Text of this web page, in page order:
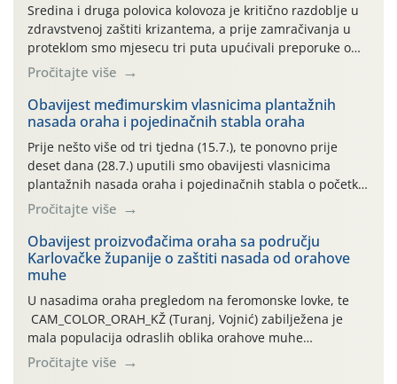
Sredina i druga polovica kolovoza je kritično razdoblje u
zdravstvenoj zaštiti krizantema, a prije zamračivanja u
proteklom smo mjesecu tri puta upućivali preporuke o
preventivnim mjerama zaštite krizantema od najčešćih
uzročnika bolesti, štetnika i fito-fagnih grinja (23.7., 14.7.,
06.7.)! Na početku ovog mjeseca je zabilježeno je
povijesno i ekstremno vruće meteorološko razdoblje, uz
najviše temperature […]
Pročitajte više
Obavijest međimurskim vlasnicima plantažnih
nasada oraha i pojedinačnih stabla oraha
Prije nešto više od tri tjedna (15.7.), te ponovno prije
deset dana (28.7.) uputili smo obavijesti vlasnicima
plantažnih nasada oraha i pojedinačnih stabla o početku
leta i ovogodišnjoj potrebi usmjerenog suzbijanja
orahove muhe (Rhagoletis completa)! Već dvanaest dana
traje drugi ovogodišnji “toplinski udar”, koji naročito
izražen zadnja šest dana (31.7.-05.8.), jer najviše
temperature zraka svakodnevno […]
Pročitajte više
Obavijest proizvođačima oraha sa području
Karlovačke županije o zaštiti nasada od orahove
muhe
U nasadima oraha pregledom na feromonske lovke, te
CAM_COLOR_ORAH_KŽ (Turanj, Vojnić) zabilježena je
mala populacija odraslih oblika orahove muhe
(Rhagoletis completa). Niska brojnost može se objasniti
činjenicom da je riječ o mladim nasadima s vrlo malim
Pročitajte više